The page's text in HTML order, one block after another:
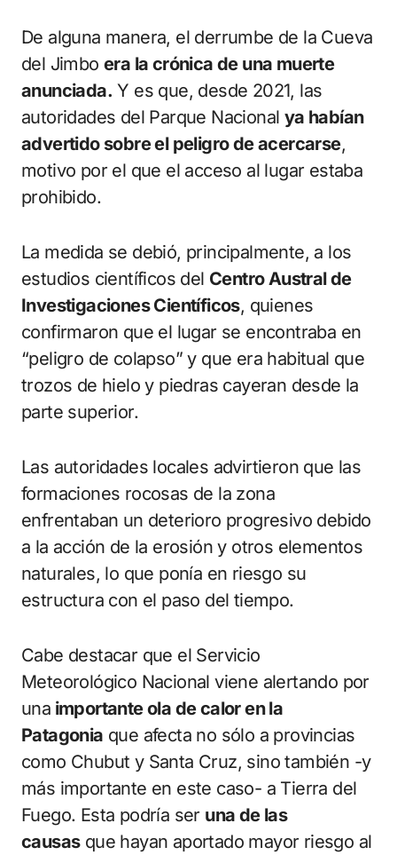
De alguna manera, el derrumbe de la Cueva
del Jimboera la crónica de una muerte
anunciada. Y es que, desde 2021, las
autoridades del Parque Nacional ya habían
advertido sobre el peligro de acercarse,
motivo por el que el acceso al lugar estaba
prohibido.
La medida se debió, principalmente, a los
estudios científicos del Centro Austral de
Investigaciones Científicos, quienes
confirmaron que el lugar se encontraba en
“peligro de colapso” y que era habitual que
trozos de hielo y piedras cayeran desde la
parte superior.
Las autoridades locales advirtieron que las
formaciones rocosas de la zona
enfrentaban un deterioro progresivo debido
a la acción de la erosión y otros elementos
naturales, lo que ponía en riesgo su
estructura con el paso del tiempo.
Cabe destacar que el Servicio
Meteorológico Nacional viene alertando por
una importante ola de calor en la
Patagonia que afecta no sólo a provincias
como Chubut y Santa Cruz, sino también -y
más importante en este caso- a Tierra del
Fuego. Esta podría ser una de las
causasque hayan aportado mayor riesgo al